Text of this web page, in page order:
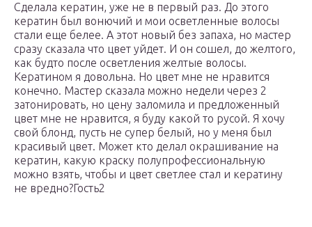
Сделала кератин, уже не в первый раз. До этого
кератин был вонючий и мои осветленные волосы
стали еще белее. А этот новый без запаха, но мастер
сразу сказала что цвет уйдет. И он сошел, до желтого,
как будто после осветления желтые волосы.
Кератином я довольна. Но цвет мне не нравится
конечно. Мастер сказала можно недели через 2
затонировать, но цену заломила и предложенный
цвет мне не нравится, я буду какой то русой. Я хочу
свой блонд, пусть не супер белый, но у меня был
красивый цвет. Может кто делал окрашивание на
кератин, какую краску полупрофессиональную
можно взять, чтобы и цвет светлее стал и кератину
не вредно?Гость2